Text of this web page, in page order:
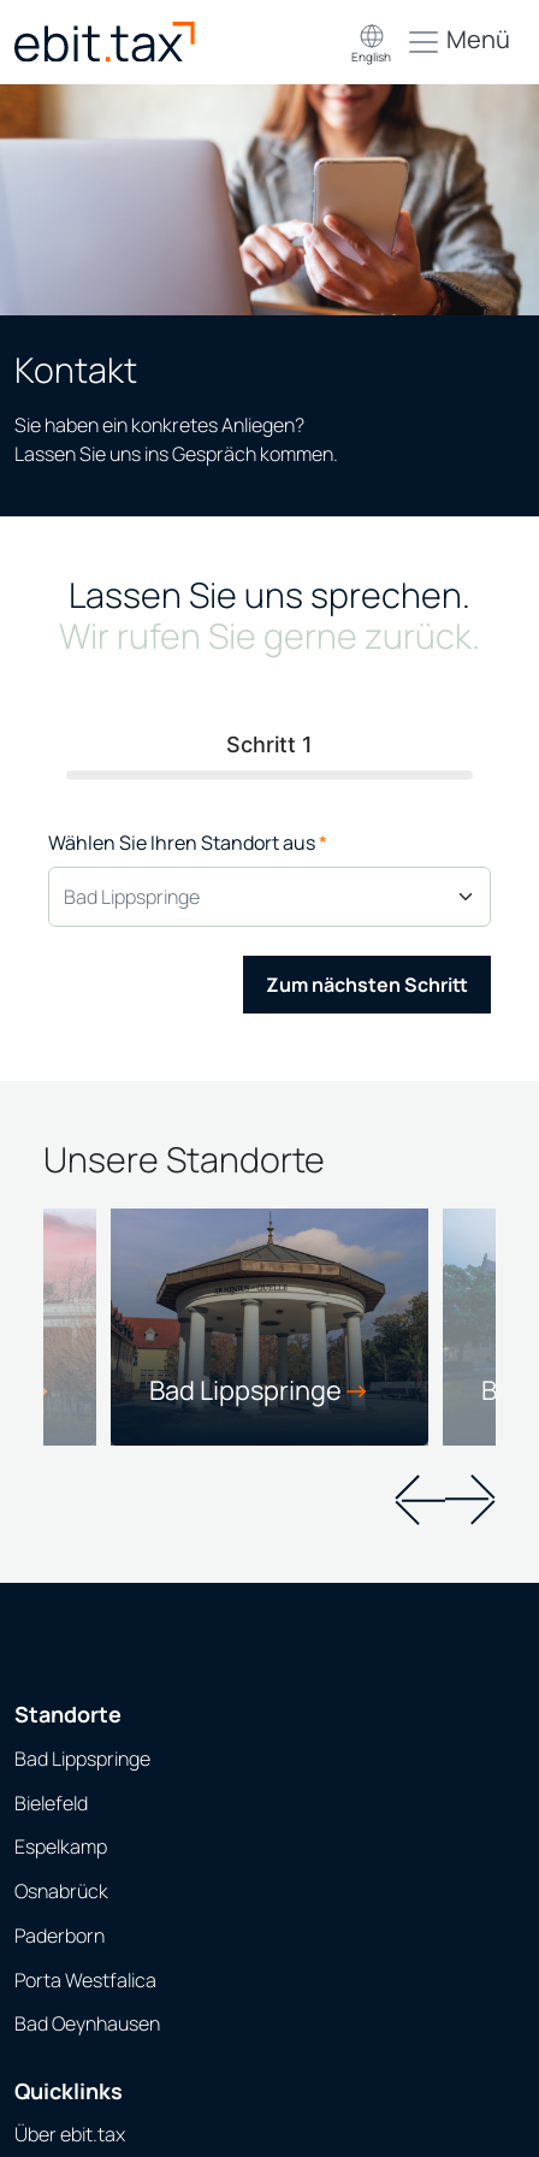
English
Menü
Kontakt
Sie haben ein konkretes Anliegen?
Lassen Sie uns ins Gespräch kommen.
Lassen Sie uns sprechen.
Wir rufen Sie gerne zurück.
Schritt 1
Wählen Sie Ihren Standort aus*
Zum nächsten Schritt
Unsere Standorte
Bad Lippspringe
Standorte
Bad Lippspringe
Bielefeld
Espelkamp
Osnabrück
Paderborn
Porta Westfalica
Bad Oeynhausen
Quicklinks
Über ebit.tax